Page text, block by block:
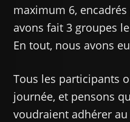
maximum 6,
avons fait 3 groupes
En tout, nous avons
Tous les participants
journée, et pensons
voudraient adhérer